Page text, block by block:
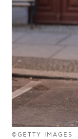
©GETTY IMAGES